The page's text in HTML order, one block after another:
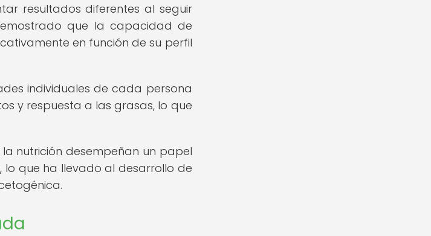
resultados diferentes al seguir
que la capacidad de
en función de su perfil
individuales de cada persona
y respuesta a las grasas, lo que
nutrición desempeñan un papel
lo que ha llevado al desarrollo de